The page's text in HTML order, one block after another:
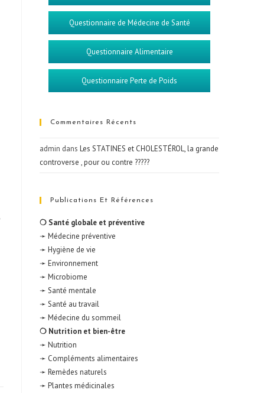
Questionnaire de Médecine de Santé
Questionnaire Alimentaire
Questionnaire Perte de Poids
Commentaires Récents
admin dansLes STATINES et CHOLESTÉROL, la grande
controverse , pour ou contre ?????
Publications Et Références
❍ Santé globale et préventive
➛ Médecine préventive
➛ Hygiène de vie
➛ Environnement
➛ Microbiome
➛ Santé mentale
➛ Santé au travail
➛ Médecine du sommeil
❍ Nutrition et bien-être
➛ Nutrition
➛ Compléments alimentaires
➛ Remèdes naturels
➛ Plantes médicinales